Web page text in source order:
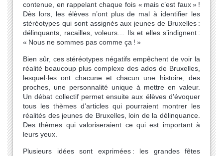
contenue, en rappelant chaque fois « mais c’est faux » !
Dès lors, les élèves n’ont plus de mal à identifier les
stéréotypes qui sont assignés aux jeunes de Bruxelles :
délinquants, racailles, voleurs… Ils et elles s’indignent :
« Nous ne sommes pas comme ça ! »
Bien sûr, ces stéréotypes négatifs empêchent de voir la
réalité beaucoup plus complexe des ados de Bruxelles,
lesquel·les ont chacune et chacun une histoire, des
proches, une personnalité unique à mettre en valeur.
Un débat collectif permet ensuite aux élèves d’évoquer
tous les thèmes d’articles qui pourraient montrer les
réalités des jeunes de Bruxelles, loin de la délinquance.
Des thèmes qui valoriseraient ce qui est important à
leurs yeux.
Plusieurs idées sont exprimées : les grandes fêtes